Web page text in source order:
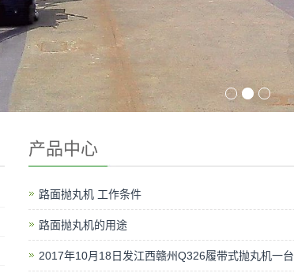
产品中心
路面抛丸机 工作条件
路面抛丸机的用途
2017年10月18日发江西赣州Q326履带式抛丸机一台